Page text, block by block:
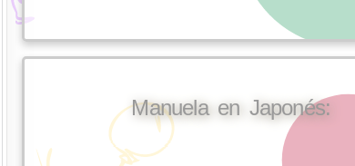
Manuela en Japonés: